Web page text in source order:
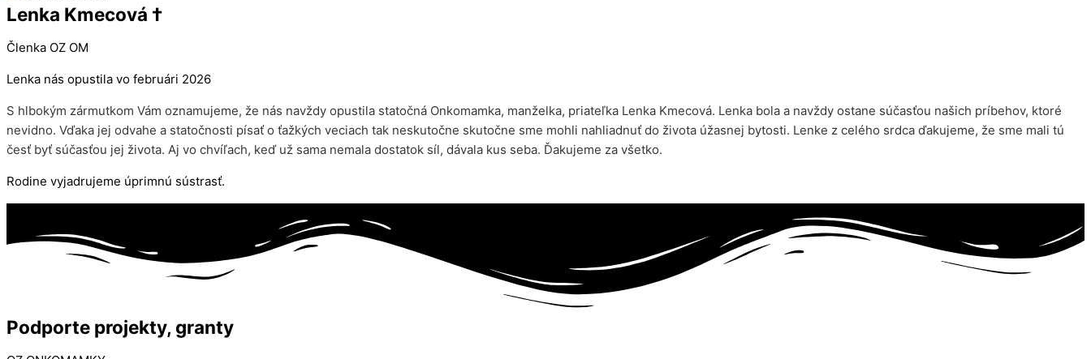
Lenka Kmecová †
Členka OZ OM
Lenka nás opustila vo februári 2026
S hlbokým zármutkom Vám oznamujeme, že nás navždy opustila statočná Onkomamka, manželka, priateľka Lenka Kmecová. Lenka bola a navždy ostane súčasťou našich príbehov, ktoré
nevidno. Vďaka jej odvahe a statočnosti písať o ťažkých veciach tak neskutočne skutočne sme mohli nahliadnuť do života úžasnej bytosti. Lenke z celého srdca ďakujeme, že sme mali tú
česť byť súčasťou jej života. Aj vo chvíľach, keď už sama nemala dostatok síl, dávala kus seba. Ďakujeme za všetko.
Rodine vyjadrujeme úprimnú sústrasť.
Podporte projekty, granty